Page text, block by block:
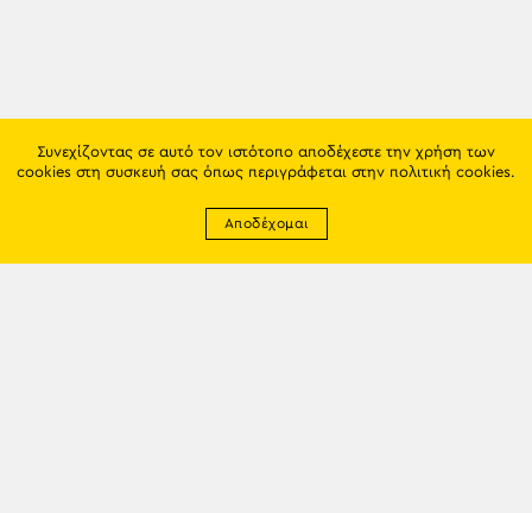
Συνεχίζοντας σε αυτό τον ιστότοπο αποδέχεστε την χρήση των
cookies στη συσκευή σας όπως περιγράφεται στην πολιτική cookies.
Αποδέχομαι